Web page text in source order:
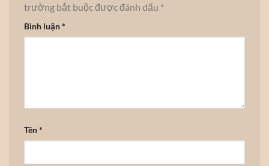
trường bắt buộc được đánh dấu *
Bình luận*
Tên*